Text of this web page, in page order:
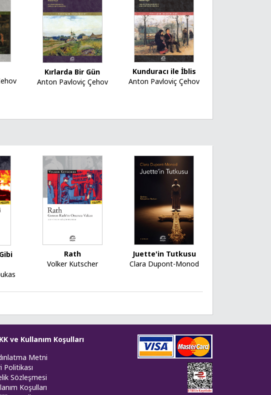
Kırlarda Bir Gün
Anton Pavloviç Çehov
Kunduracı ile İblis
Anton Pavloviç Çehov
Rath
Volker Kutscher
Juette'in Tutkusu
Clara Dupont-Monod
ve Kullanım Koşulları
Metni
Politikası
Sözleşmesi
Koşulları